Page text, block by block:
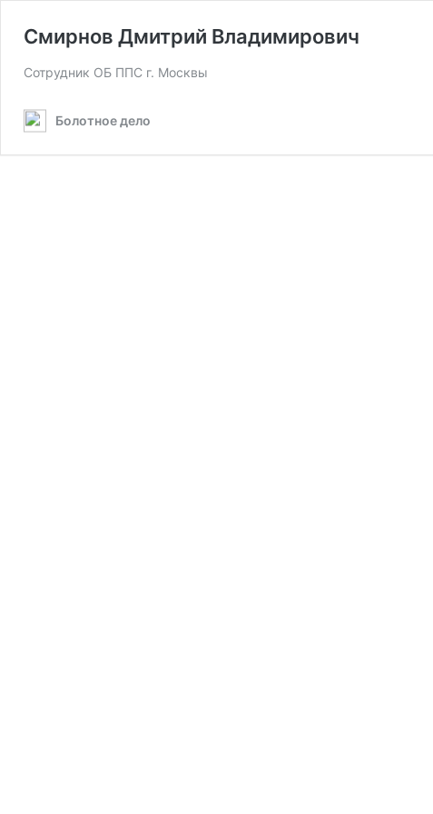
Смирнов Дмитрий Владимирович
Сотрудник ОБ ППС г. Москвы
Болотное дело